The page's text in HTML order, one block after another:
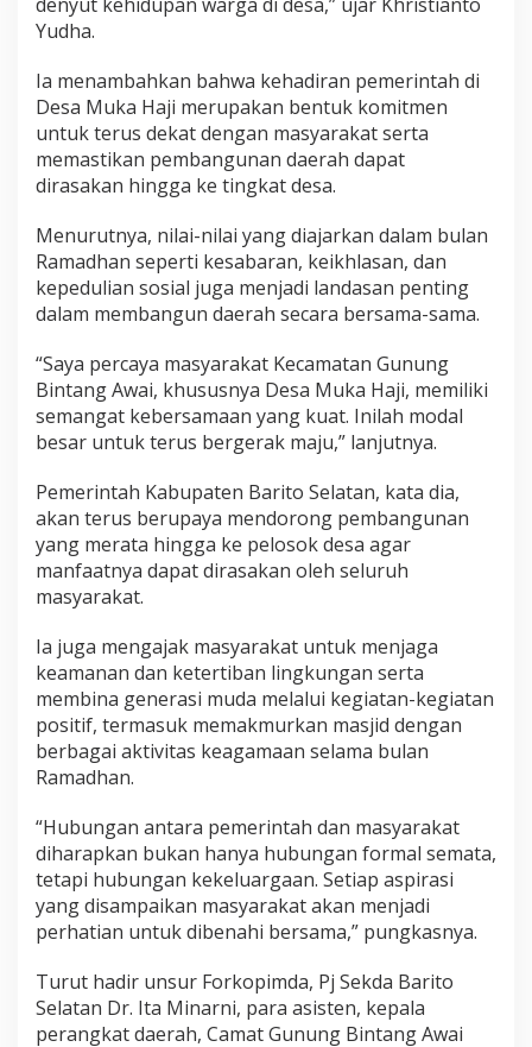
Yudha.
Ia menambahkan bahwa kehadiran pemerintah di
Desa Muka Haji merupakan bentuk komitmen
untuk terus dekat dengan masyarakat serta
memastikan pembangunan daerah dapat
dirasakan hingga ke tingkat desa.
Menurutnya, nilai-nilai yang diajarkan dalam bulan
Ramadhan seperti kesabaran, keikhlasan, dan
kepedulian sosial juga menjadi landasan penting
dalam membangun daerah secara bersama-sama.
“Saya percaya masyarakat Kecamatan Gunung
Bintang Awai, khususnya Desa Muka Haji, memiliki
semangat kebersamaan yang kuat. Inilah modal
besar untuk terus bergerak maju,” lanjutnya.
Pemerintah Kabupaten Barito Selatan, kata dia,
akan terus berupaya mendorong pembangunan
yang merata hingga ke pelosok desa agar
manfaatnya dapat dirasakan oleh seluruh
masyarakat.
Ia juga mengajak masyarakat untuk menjaga
keamanan dan ketertiban lingkungan serta
membina generasi muda melalui kegiatan-kegiatan
positif, termasuk memakmurkan masjid dengan
berbagai aktivitas keagamaan selama bulan
Ramadhan.
“Hubungan antara pemerintah dan masyarakat
diharapkan bukan hanya hubungan formal semata,
tetapi hubungan kekeluargaan. Setiap aspirasi
yang disampaikan masyarakat akan menjadi
perhatian untuk dibenahi bersama,” pungkasnya.
Turut hadir unsur Forkopimda, Pj Sekda Barito
Selatan Dr. Ita Minarni, para asisten, kepala
perangkat daerah, Camat Gunung Bintang Awai